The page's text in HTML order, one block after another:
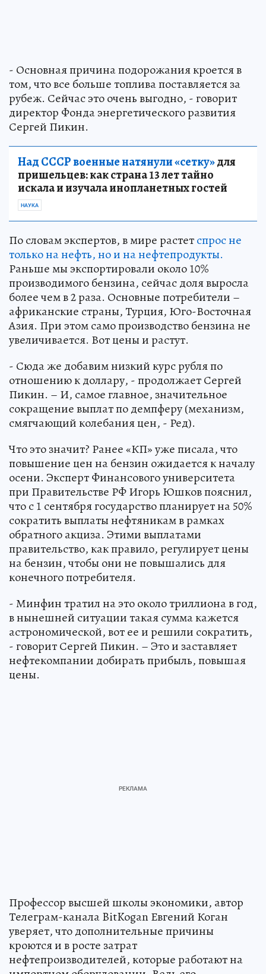
- Основная причина подорожания кроется в
том, что все больше топлива поставляется за
рубеж. Сейчас это очень выгодно, - говорит
директор Фонда энергетического развития
Сергей Пикин.
Над СССР военные натянули «сетку»для
пришельцев: как страна 13 лет тайно
искала и изучала инопланетных гостей
НАУКА
По словам экспертов, в мире растетспрос не
только на нефть, но и на нефтепродукты.
Раньше мы экспортировали около 10%
производимого бензина, сейчас доля выросла
более чем в 2 раза. Основные потребители –
африканские страны, Турция, Юго-Восточная
Азия. При этом само производство бензина не
увеличивается. Вот цены и растут.
- Сюда же добавим низкий курс рубля по
отношению к доллару, - продолжает Сергей
Пикин. – И, самое главное, значительное
сокращение выплат по демпферу (механизм,
смягчающий колебания цен, - Ред).
Что это значит? Ранее «КП» уже писала, что
повышение цен на бензин ожидается к началу
осени. Эксперт Финансового университета
при Правительстве РФ Игорь Юшков пояснил,
что с 1 сентября государство планирует на 50%
сократить выплаты нефтяникам в рамках
обратного акциза. Этими выплатами
правительство, как правило, регулирует цены
на бензин, чтобы они не повышались для
конечного потребителя.
- Минфин тратил на это около триллиона в год,
в нынешней ситуации такая сумма кажется
астрономической, вот ее и решили сократить,
- говорит Сергей Пикин. – Это и заставляет
нефтекомпании добирать прибыль, повышая
цены.
Профессор высшей школы экономики, автор
Телеграм-канала BitKogan Евгений Коган
уверяет, что дополнительные причины
кроются и в росте затрат
нефтепроизводителей, которые работают на